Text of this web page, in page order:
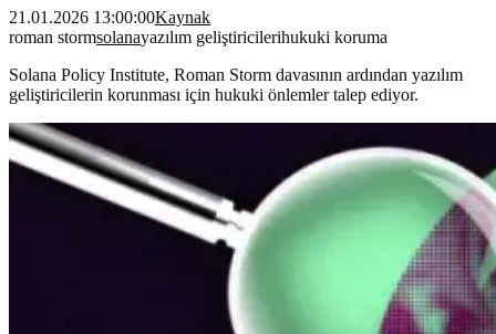
21.01.2026 13:00:00Kaynak
roman stormsolanayazılım geliştiricilerihukuki koruma
Solana Policy Institute, Roman Storm davasının ardından yazılım
geliştiricilerin korunması için hukuki önlemler talep ediyor.